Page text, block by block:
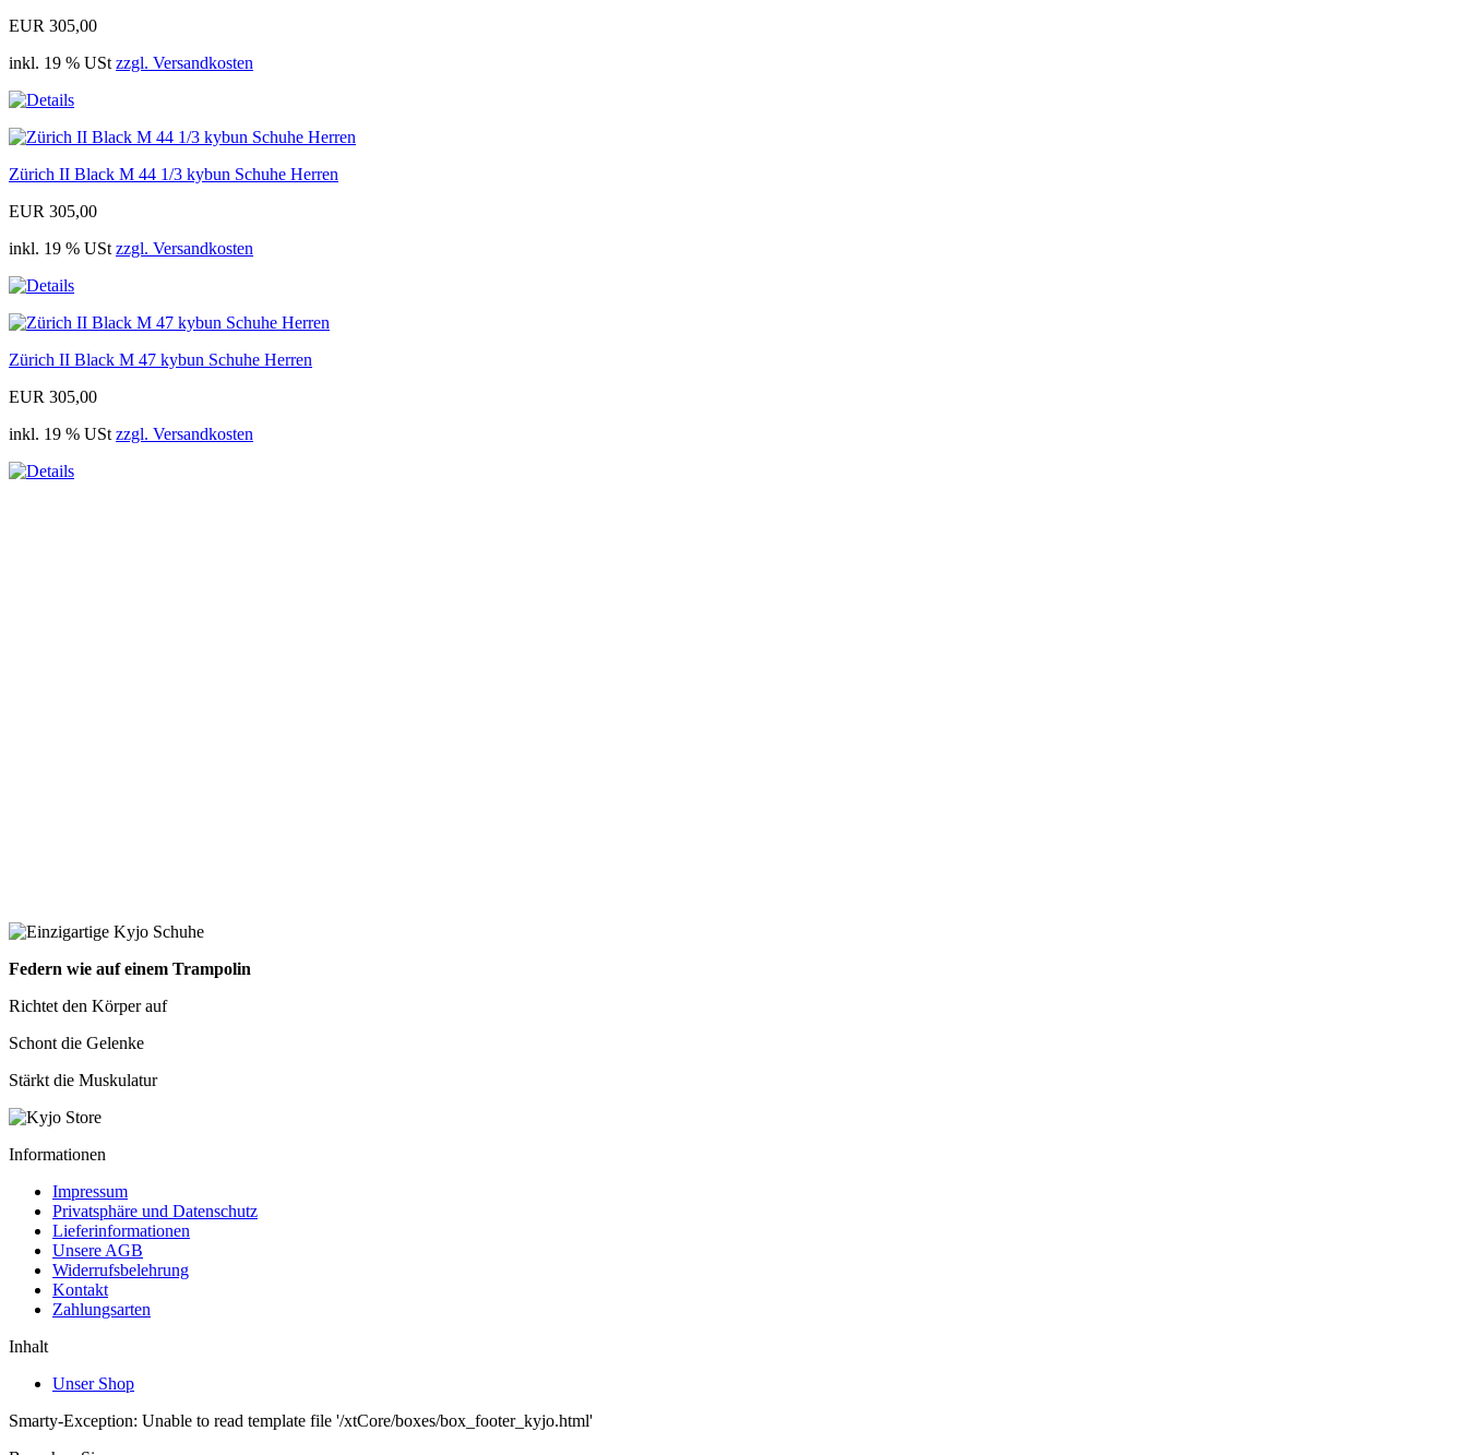
EUR 305,00
inkl. 19 % USt zzgl. Versandkosten
Zürich II Black M 44 1/3 kybun Schuhe Herren
EUR 305,00
inkl. 19 % USt zzgl. Versandkosten
Zürich II Black M 47 kybun Schuhe Herren
EUR 305,00
inkl. 19 % USt zzgl. Versandkosten
Federn wie auf einem Trampolin
Richtet den Körper auf
Schont die Gelenke
Stärkt die Muskulatur
Informationen
Impressum
Privatsphäre und Datenschutz
Lieferinformationen
Unsere AGB
Widerrufsbelehrung
Kontakt
Zahlungsarten
Inhalt
Unser Shop
Smarty-Exception: Unable to read template file '/xtCore/boxes/box_footer_kyjo.html'